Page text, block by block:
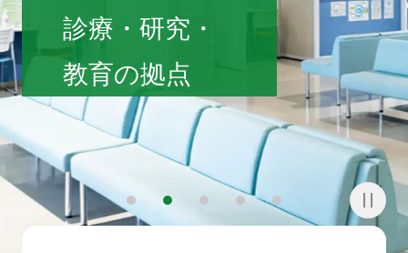
診療・研究・
教育の拠点
3 5